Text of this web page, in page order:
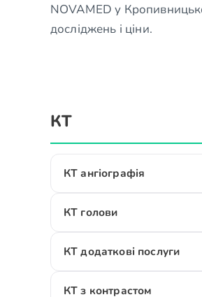
NOVAMED у
досліджень і ціни.
КТ
КТ ангіографія
КТ голови
КТ додаткові послуги
КТ з контрастом